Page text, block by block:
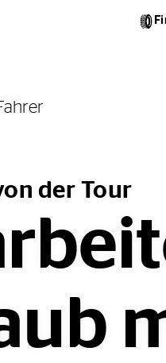
der Tour